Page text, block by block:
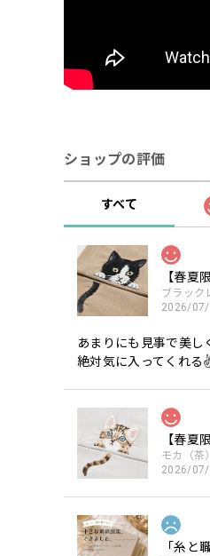
ショップの評価
すべて
【春夏
ブラック
2026/
あまりにも見事で美
絶対気に入ってくれる
【春夏
モカ（茶）
2026/
「糸と